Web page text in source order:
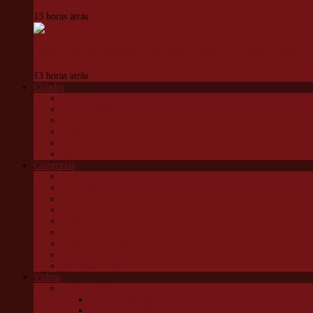
13 horas atrás
13 horas atrás
Cidades
Categorias
Vídeos